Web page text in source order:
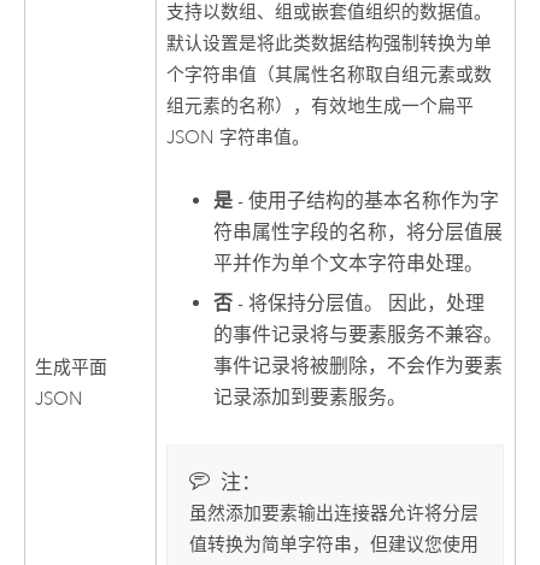
生成平面
JSON
支持以数组、组或嵌套值组织的数据值。
默认设置是将此类数据结构强制转换为单
个字符串值（其属性名称取自组元素或数
组元素的名称），有效地生成一个扁平
JSON 字符串值。
是 - 使用子结构的基本名称作为字
符串属性字段的名称，将分层值展
平并作为单个文本字符串处理。
否 - 将保持分层值。 因此，处理
的事件记录将与要素服务不兼容。
事件记录将被删除，不会作为要素
记录添加到要素服务。
注：
虽然添加要素输出连接器允许将分层
值转换为简单字符串，但建议您使用